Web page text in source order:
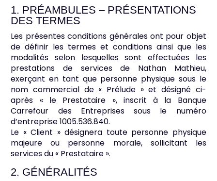
1. PRÉAMBULES – PRÉSENTATIONS
DES TERMES
Les présentes conditions générales ont pour objet
de définir les termes et conditions ainsi que les
modalités selon lesquelles sont effectuées les
prestations de services de Nathan Mathieu,
exerçant en tant que personne physique sous le
nom commercial de « Prélude » et désigné ci-
après « le Prestataire », inscrit à la Banque
Carrefour des Entreprises sous le numéro
d’entreprise 1005.536.840.
Le « Client » désignera toute personne physique
majeure ou personne morale, sollicitant les
services du « Prestataire ».
2. GÉNÉRALITÉS